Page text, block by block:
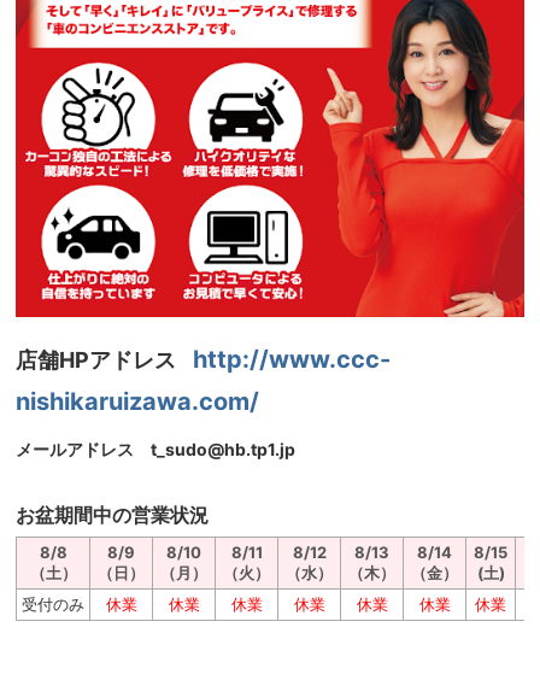
店舗HPアドレス
http://www.ccc-
nishikaruizawa.com/
メールアドレス t_sudo@hb.tp1.jp
お盆期間中の営業状況
8/8
（土）
8/9
（日）
8/10
（月）
8/11
（火）
8/12
（水）
8/13
（木）
8/14
（金）
8/15
(土)
受付のみ
休業 休業 休業 休業 休業 休業 休業